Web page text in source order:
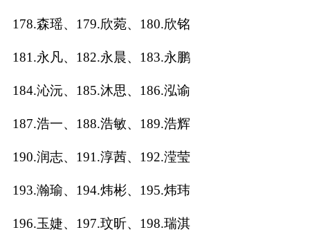
178.森瑶、179.欣菀、180.欣铭
181.永凡、182.永晨、183.永鹏
184.沁沅、185.沐思、186.泓谕
187.浩一、188.浩敏、189.浩辉
190.润志、191.淳茜、192.滢莹
193.瀚瑜、194.炜彬、195.炜玮
196.玉婕、197.玟昕、198.瑞淇